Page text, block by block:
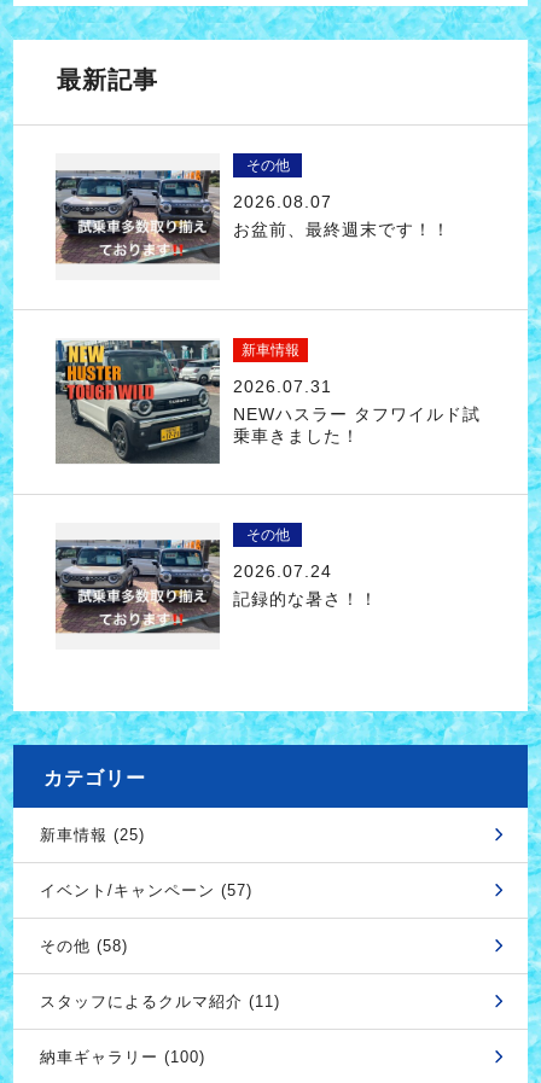
最新記事
その他
2026.08.07
お盆前、最終週末です！！
新車情報
2026.07.31
NEWハスラー タフワイルド試
乗車きました！
その他
2026.07.24
記録的な暑さ！！
カテゴリー
新車情報 (25)
イベント/キャンペーン (57)
その他 (58)
スタッフによるクルマ紹介 (11)
納車ギャラリー (100)